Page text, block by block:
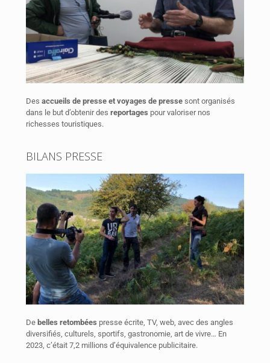
Des accueils de presse et voyages de presse sont organisés
dans le but d’obtenir des reportages pour valoriser nos
richesses touristiques.
BILANS PRESSE
De belles retombées presse écrite, TV, web, avec des angles
diversifiés, culturels, sportifs, gastronomie, art de vivre… En
2023, c’était 7,2 millions d’équivalence publicitaire.